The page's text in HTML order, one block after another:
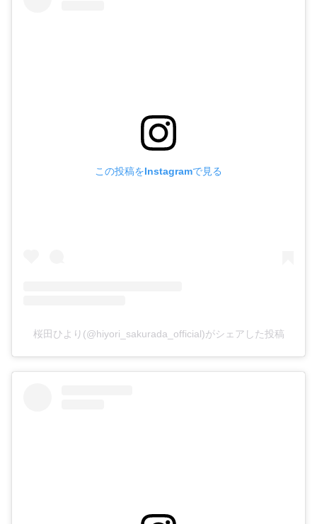
この投稿をInstagramで見る
桜田ひより(@hiyori_sakurada_official)がシェアした投稿